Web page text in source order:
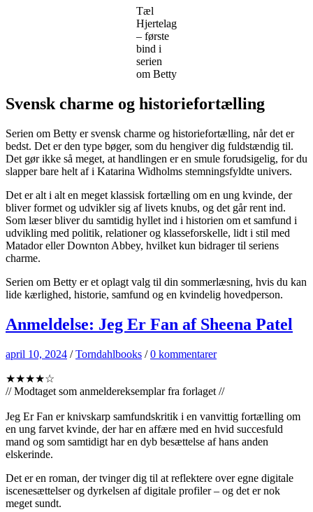
Tæl
Hjertelag
– første
bind i
serien
om Betty
Svensk charme og historiefortælling
Serien om Betty er svensk charme og historiefortælling, når det er
bedst. Det er den type bøger, som du hengiver dig fuldstændig til.
Det gør ikke så meget, at handlingen er en smule forudsigelig, for du
slapper bare helt af i Katarina Widholms stemningsfyldte univers.
Det er alt i alt en meget klassisk fortælling om en ung kvinde, der
bliver formet og udvikler sig af livets knubs, og det går rent ind.
Som læser bliver du samtidig hyllet ind i historien om et samfund i
udvikling med politik, relationer og klasseforskelle, lidt i stil med
Matador eller Downton Abbey, hvilket kun bidrager til seriens
charme.
Serien om Betty er et oplagt valg til din sommerlæsning, hvis du kan
lide kærlighed, historie, samfund og en kvindelig hovedperson.
Anmeldelse: Jeg Er Fan af Sheena Patel
april 10, 2024 /Torndahlbooks /0 kommentarer
★★★★☆
// Modtaget som anmeldereksemplar fra forlaget //
Jeg Er Fan er knivskarp samfundskritik i en vanvittig fortælling om
en ung farvet kvinde, der har en affære med en hvid succesfuld
mand og som samtidigt har en dyb besættelse af hans anden
elskerinde.
Det er en roman, der tvinger dig til at reflektere over egne digitale
iscenesættelser og dyrkelsen af digitale profiler – og det er nok
meget sundt.